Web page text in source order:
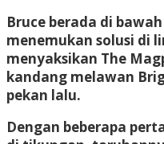
Bruce berada di
menemukan solusi di
menyaksikan The
kandang melawan
pekan lalu.
Dengan beberapa